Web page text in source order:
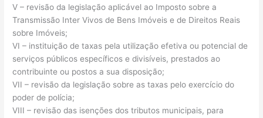
V – revisão da legislação aplicável ao Imposto sobre a
Transmissão Inter Vivos de Bens Imóveis e de Direitos Reais
sobre Imóveis;
VI – instituição de taxas pela utilização efetiva ou potencial de
serviços públicos específicos e divisíveis, prestados ao
contribuinte ou postos a sua disposição;
VII – revisão da legislação sobre as taxas pelo exercício do
poder de polícia;
VIII – revisão das isenções dos tributos municipais, para